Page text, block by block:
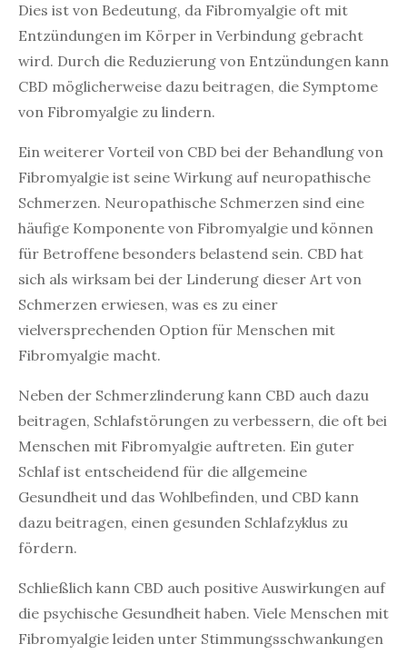
Dies ist von Bedeutung, da Fibromyalgie oft mit
Entzündungen im Körper in Verbindung gebracht
wird. Durch die Reduzierung von Entzündungen kann
CBD möglicherweise dazu beitragen, die Symptome
von Fibromyalgie zu lindern.
Ein weiterer Vorteil von CBD bei der Behandlung von
Fibromyalgie ist seine Wirkung auf neuropathische
Schmerzen. Neuropathische Schmerzen sind eine
häufige Komponente von Fibromyalgie und können
für Betroffene besonders belastend sein. CBD hat
sich als wirksam bei der Linderung dieser Art von
Schmerzen erwiesen, was es zu einer
vielversprechenden Option für Menschen mit
Fibromyalgie macht.
Neben der Schmerzlinderung kann CBD auch dazu
beitragen, Schlafstörungen zu verbessern, die oft bei
Menschen mit Fibromyalgie auftreten. Ein guter
Schlaf ist entscheidend für die allgemeine
Gesundheit und das Wohlbefinden, und CBD kann
dazu beitragen, einen gesunden Schlafzyklus zu
fördern.
Schließlich kann CBD auch positive Auswirkungen auf
die psychische Gesundheit haben. Viele Menschen mit
Fibromyalgie leiden unter Stimmungsschwankungen